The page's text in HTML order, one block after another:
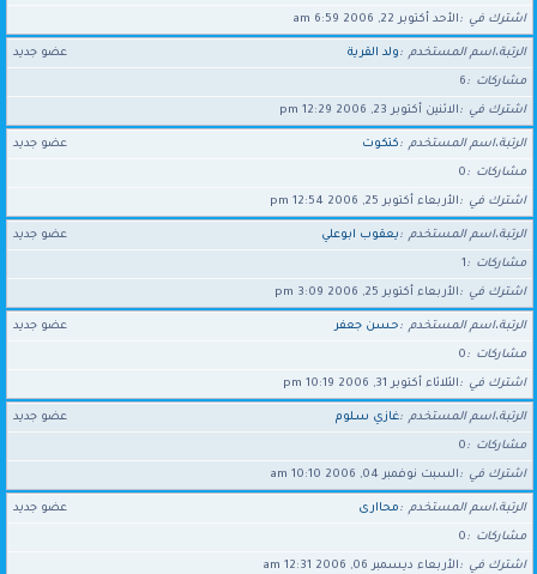
اشترك في الأحد أكتوبر 22, 2006 6:59 am
الرتبة،اسم المستخدم عضو جديد ولد القرية
مشاركات 6
اشترك في الاثنين أكتوبر 23, 2006 12:29 pm
الرتبة،اسم المستخدم عضو جديد كتكوت
مشاركات 0
اشترك في الأربعاء أكتوبر 25, 2006 12:54 pm
الرتبة،اسم المستخدم عضو جديد يعقوب ابوعلي
مشاركات 1
اشترك في الأربعاء أكتوبر 25, 2006 3:09 pm
الرتبة،اسم المستخدم عضو جديد حسن جعفر
مشاركات 0
اشترك في الثلاثاء أكتوبر 31, 2006 10:19 pm
الرتبة،اسم المستخدم عضو جديد غازي سـلوم
مشاركات 0
اشترك في السبت نوفمبر 04, 2006 10:10 am
الرتبة،اسم المستخدم عضو جديد محاارى
مشاركات 0
اشترك في الأربعاء ديسمبر 06, 2006 12:31 am